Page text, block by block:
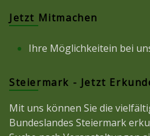
Jetzt Mitmachen
Ihre Möglichkeitein bei
Steiermark - Jetzt
Mit uns können Sie die
Bundeslandes Steiermark